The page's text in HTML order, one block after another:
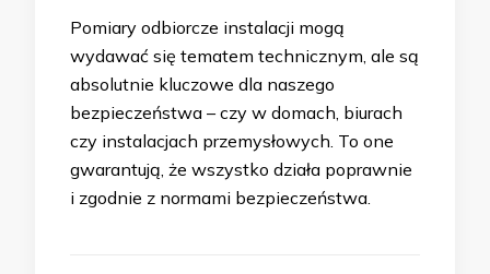
Pomiary odbiorcze instalacji mogą
wydawać się tematem technicznym, ale są
absolutnie kluczowe dla naszego
bezpieczeństwa – czy w domach, biurach
czy instalacjach przemysłowych. To one
gwarantują, że wszystko działa poprawnie
i zgodnie z normami bezpieczeństwa.